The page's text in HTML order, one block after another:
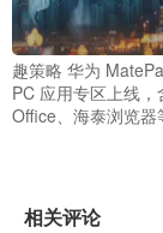
趣策略 华为
PC 应用专区上线，
Office、海泰浏览器
相关评论